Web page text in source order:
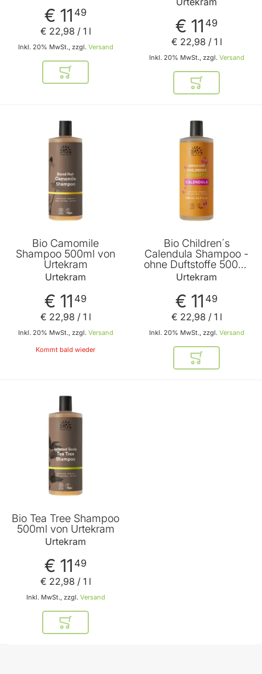
€ 11 49
Inkl. 20% MwSt., zzgl. Versand
€ 22,98 / 1 l
In den Warenkorb
€ 11 49
Inkl. 20% MwSt., zzgl. Versand
€ 22,98 / 1 l
In den
Bio Camomile
Shampoo 500ml von
Urtekram
Urtekram
€ 11 49
Inkl. 20% MwSt., zzgl. Versand
€ 22,98 / 1 l
Kommt bald wieder
Bio Children´s
Calendula Shampoo -
ohne Duftstoffe 500ml
von Urtekram
Urtekram
€ 11 49
Inkl. 20% MwSt., zzgl. Versand
€ 22,98 / 1 l
In den
Bio Tea Tree Shampoo
500ml von Urtekram
Urtekram
€ 11 49
Inkl. MwSt., zzgl. Versand
€ 22,98 / 1 l
In den Warenkorb